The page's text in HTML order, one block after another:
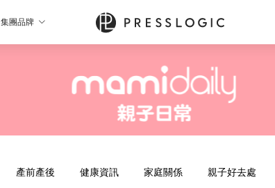
集團品牌
產前產後 健康資訊 家庭關係 親子好去處